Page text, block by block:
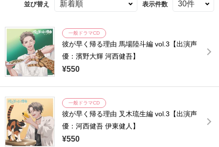
並び替え 表示件数
一般ドラマCD
彼が早く帰る理由 馬場陸斗編 vol.3【出演声
優：濱野大輝 河西健吾】
¥550
一般ドラマCD
彼が早く帰る理由 叉木琉生編 vol.3【出演声
優：河西健吾 伊東健人】
¥550